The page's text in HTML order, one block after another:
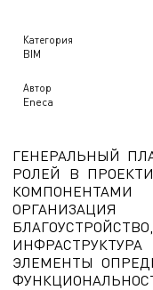
Категория
BIM
Автор
Eneca
ГЕНЕРАЛЬНЫЙ
РОЛЕЙ В
КОМПОНЕНТАМИ
ЭЛЕМЕНТЫ